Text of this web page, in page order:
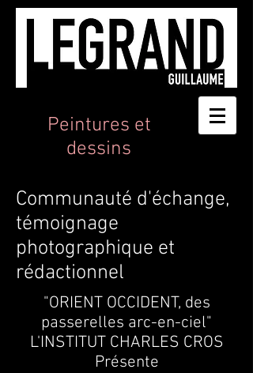
Peintures et
dessins
Communauté d'échange,
témoignage
photographique et
rédactionnel
"ORIENT OCCIDENT, des
passerelles arc-en-ciel"
L'INSTITUT CHARLES CROS
Présente